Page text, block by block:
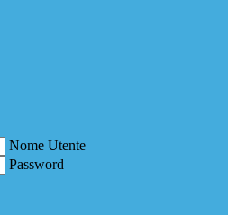
Nome Utente
Password